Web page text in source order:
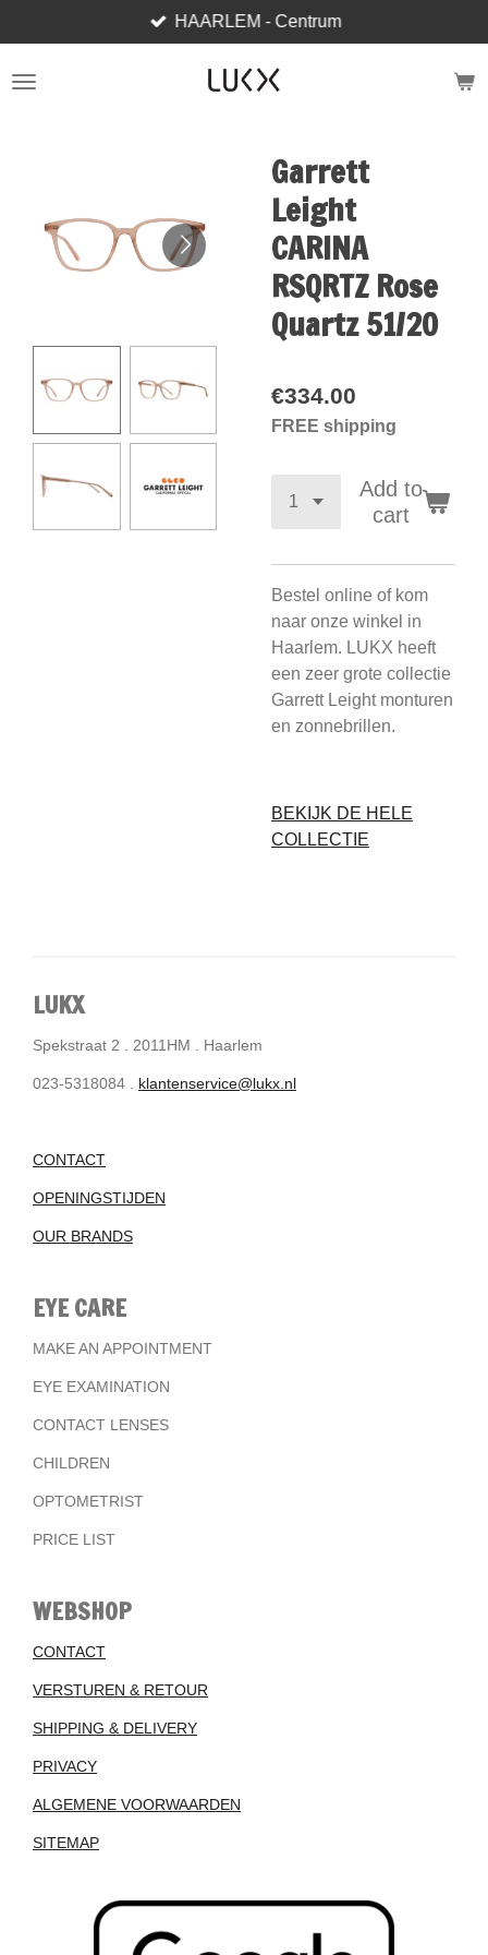
to
main
HAARLEM - Centrum
Garrett
Leight
CARINA
RSQRTZ Rose
Quartz 51/20
€334.00
FREE shipping
Add to
cart
Bestel online of kom
naar onze winkel in
Haarlem. LUKX heeft
een zeer grote collectie
Garrett Leight monturen
en zonnebrillen.
BEKIJK DE HELE
COLLECTIE
LUKX
Spekstraat 2 . 2011HM . Haarlem
023-5318084 . klantenservice@lukx.nl
CONTACT
OPENINGSTIJDEN
OUR BRANDS
EYE CARE
MAKE AN APPOINTMENT
EYE EXAMINATION
CONTACT LENSES
CHILDREN
OPTOMETRIST
PRICE LIST
WEBSHOP
CONTACT
VERSTUREN & RETOUR
SHIPPING & DELIVERY
PRIVACY
ALGEMENE VOORWAARDEN
SITEMAP